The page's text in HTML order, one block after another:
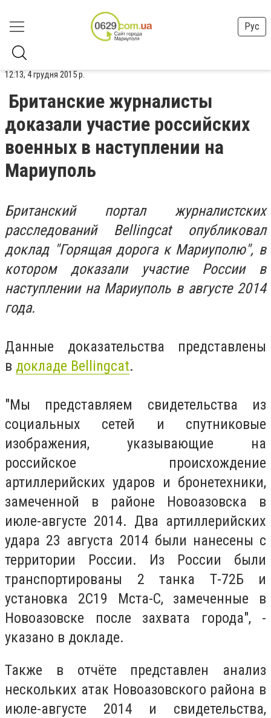
Рус
12:13, 4 грудня 2015 р.
Британские журналисты
доказали участие российских
военных в наступлении на
Мариуполь
Британский портал журналистских
расследований Bellingcat опубликовал
доклад "Горящая дорога к Мариуполю", в
котором доказали участие России в
наступлении на Мариуполь в августе 2014
года.
Данные доказательства представлены
в докладе Bellingcat.
"Мы представляем свидетельства из
социальных сетей и спутниковые
изображения, указывающие на
российское происхождение
артиллерийских ударов и бронетехники,
замеченной в районе Новоазовска в
июле-августе 2014. Два артиллерийских
удара 23 августа 2014 были нанесены с
территории России. Из России были
транспортированы 2 танка Т-72Б и
установка 2С19 Мста-С, замеченные в
Новоазовске после захвата города", -
указано в докладе.
Также в отчёте представлен анализ
нескольких атак Новоазовского района в
июле-августе 2014 и свидетельства,